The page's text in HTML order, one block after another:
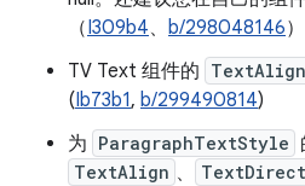
（I309b4、 b/298048146）
TV Text 组件的 TextAlign
(Ib73b1, b/299490814)
为 ParagraphTextStyle
TextAlign 、